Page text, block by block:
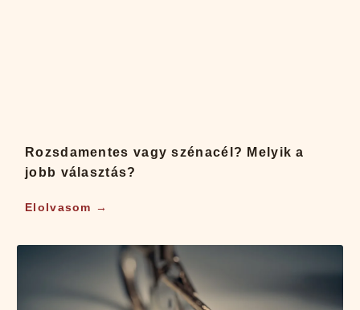
Rozsdamentes vagy szénacél? Melyik a
jobb választás?
Elolvasom →